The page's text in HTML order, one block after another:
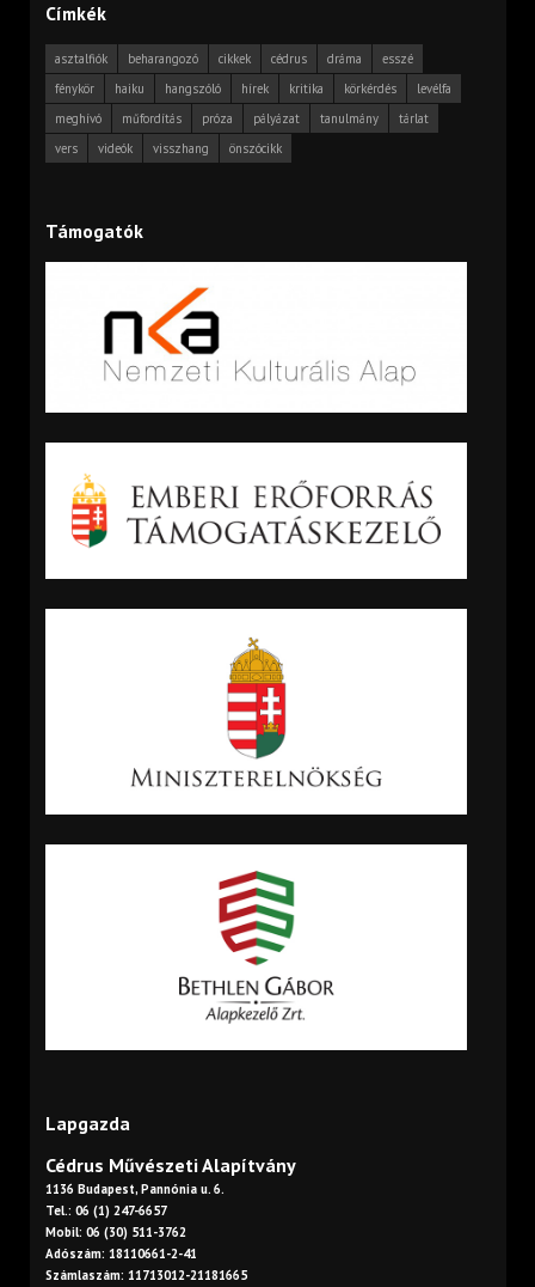
Címkék
asztalfiók beharangozó cikkek cédrus dráma
esszé
fénykör
haiku hangszóló hírek kritika körkérdés
levélfa
meghívó
műfordítás próza pályázat tanulmány
tárlat
vers
videók visszhang önszócikk
Támogatók
Lapgazda
Cédrus Művészeti Alapítvány
1136 Budapest, Pannónia u. 6.
Tel.: 06 (1) 247-6657
Mobil: 06 (30) 511-3762
Adószám: 18110661-2-41
Számlaszám: 11713012-21181665